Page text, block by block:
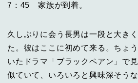
7：45 家族が到着。
久しぶりに会う長男は一段と大き
た。彼はここに初めて来る。ちょ
いたドラマ「ブラックペアン」で
似ていて、いろいろと興味深そうな